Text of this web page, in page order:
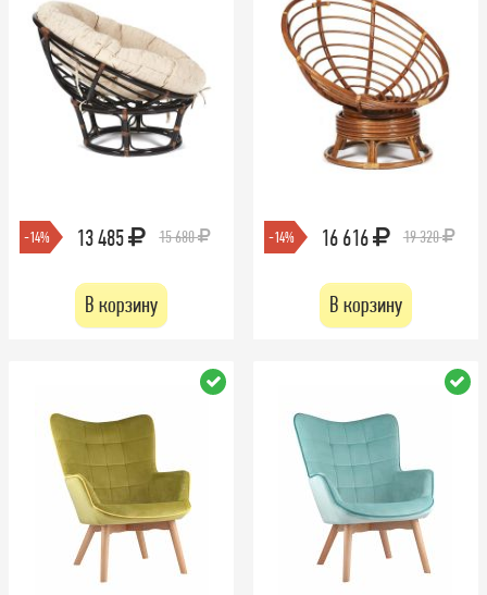
-14% 13 485 15 680
В корзину
-14% 16 616 19 320
В корзину